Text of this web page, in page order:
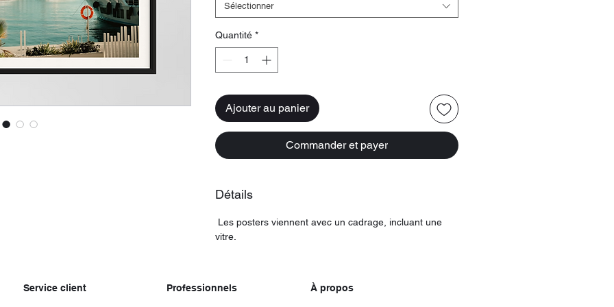
Sélectionner
Quantité *
Ajouter au panier
Commander et payer
Détails
Les posters viennent avec un cadrage, incluant une
vitre.
Service client Professionnels À propos